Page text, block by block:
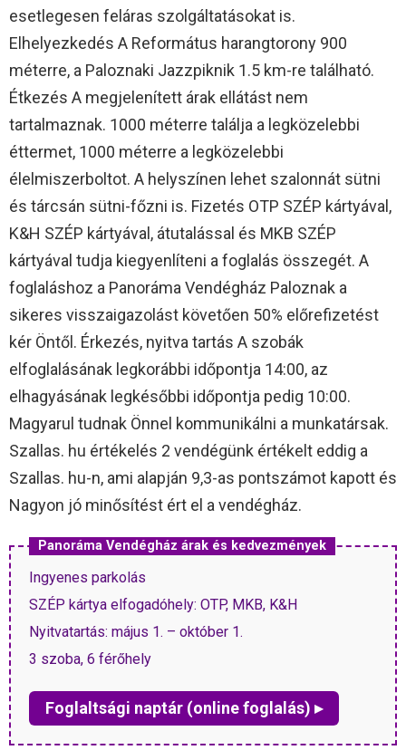
esetlegesen feláras szolgáltatásokat is.
Elhelyezkedés A Református harangtorony 900
méterre, a Paloznaki Jazzpiknik 1.5 km-re található.
Étkezés A megjelenített árak ellátást nem
tartalmaznak. 1000 méterre találja a legközelebbi
éttermet, 1000 méterre a legközelebbi
élelmiszerboltot. A helyszínen lehet szalonnát sütni
és tárcsán sütni-főzni is. Fizetés OTP SZÉP kártyával,
K&H SZÉP kártyával, átutalással és MKB SZÉP
kártyával tudja kiegyenlíteni a foglalás összegét. A
foglaláshoz a Panoráma Vendégház Paloznak a
sikeres visszaigazolást követően 50% előrefizetést
kér Öntől. Érkezés, nyitva tartás A szobák
elfoglalásának legkorábbi időpontja 14:00, az
elhagyásának legkésőbbi időpontja pedig 10:00.
Magyarul tudnak Önnel kommunikálni a munkatársak.
Szallas. hu értékelés 2 vendégünk értékelt eddig a
Szallas. hu-n, ami alapján 9,3-as pontszámot kapott és
Nagyon jó minősítést ért el a vendégház.
Panoráma Vendégház árak és kedvezmények
Ingyenes parkolás
SZÉP kártya elfogadóhely: OTP, MKB, K&H
Nyitvatartás: május 1. – október 1.
3 szoba, 6 férőhely
Foglaltsági naptár (online foglalás) ▸